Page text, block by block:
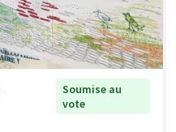
Soumise au
vote